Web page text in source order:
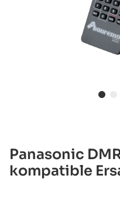
Panasonic
kompatible